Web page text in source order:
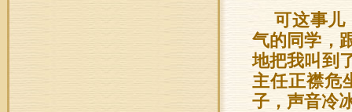
可这事儿
气的同学，
地把我叫到
主任正襟危
子，声音冷